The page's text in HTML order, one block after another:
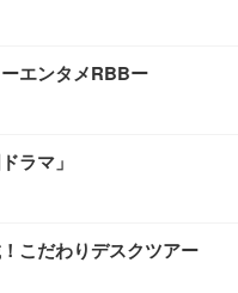
エンタメRBBー
ラマ」
こだわりデスクツアー